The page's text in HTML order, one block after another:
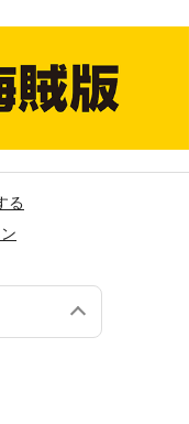
る